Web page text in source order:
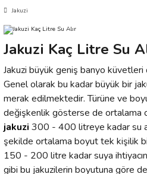
Jakuzi
Jakuzi Kaç Litre Su
Jakuzi büyük geniş banyo küvetleri
Genel olarak bu kadar büyük bir
merak edilmektedir. Türüne ve
değişkenlik gösterse de ortalama
jakuzi 300 - 400 litreye kadar su
şekilde ortalama boyut tek kişilik
150 - 200 litre kadar suya
gibi bu jakuzilerin boyutuna göre